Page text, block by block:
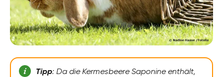
Tipp: Da die Kermesbeere Saponine enthält,